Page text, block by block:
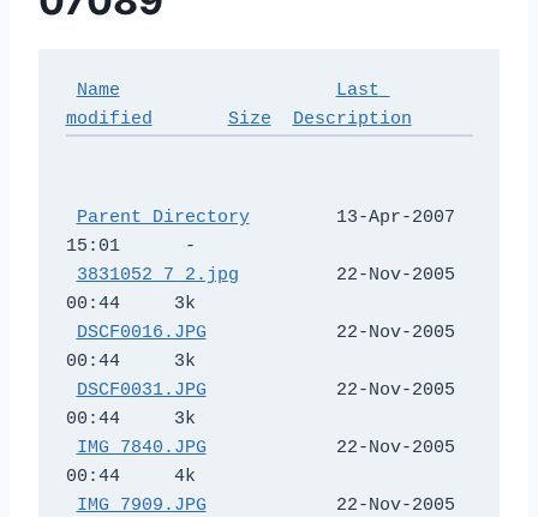
Name
Last
modified
Size Description
Parent Directory
        13-Apr-2007
15:01      -
3831052_7_2.jpg
         22-Nov-2005
00:44     3k
DSCF0016.JPG
            22-Nov-2005
00:44     3k
DSCF0031.JPG
            22-Nov-2005
00:44     3k
IMG_7840.JPG
            22-Nov-2005
00:44     4k
IMG_7909.JPG
            22-Nov-2005